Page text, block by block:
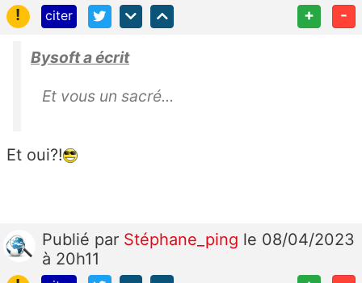
!
citer + -
Bysoft a écrit
Et vous un sacré...
Et oui?!
Publié par Stéphane_ping le 08/04/2023
à 20h11